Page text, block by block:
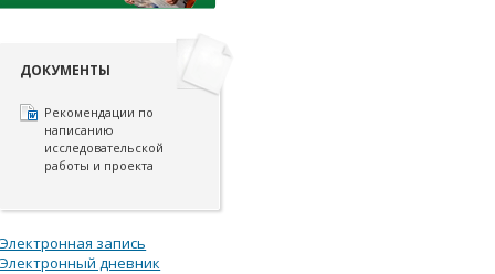
ДОКУМЕНТЫ
Рекомендации по
написанию
исследовательской
работы и проекта
Электронная запись
Электронный дневник